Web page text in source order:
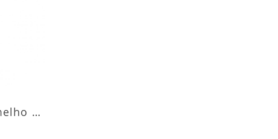
Aquecedor Infravermelho Pedestal Luft-20000